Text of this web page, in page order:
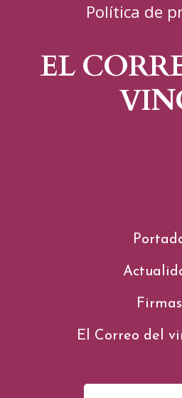
Política de
EL
Firmas
El Correo del